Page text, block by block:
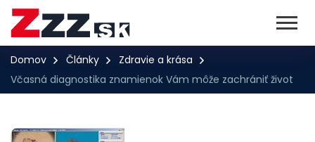
Domov Články
Zdravie a krása
Včasná diagnostika znamienok Vám môže zachrániť život